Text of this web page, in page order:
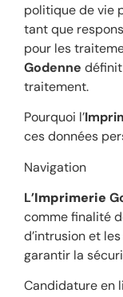
politique de vie
tant que
pour les
Godenne
traitement.
Pourquoi l’
ces données
Navigation
L’Imprimerie
comme finalité
d’intrusion et
garantir la
Candidature en